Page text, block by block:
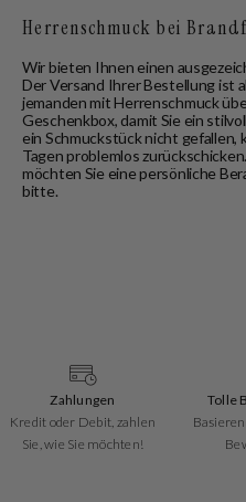
Herrenschmuck bei
Wir bieten Ihnen einen
Der Versand Ihrer Bestellung ist
jemanden mit Herrenschmuck
Geschenkbox, damit Sie ein
ein Schmuckstück nicht gefallen,
Tagen problemlos
möchten Sie eine persönliche
bitte.
Zahlungen
Kredit oder Debit, zahlen
Sie, wie Sie möchten!
Tolle